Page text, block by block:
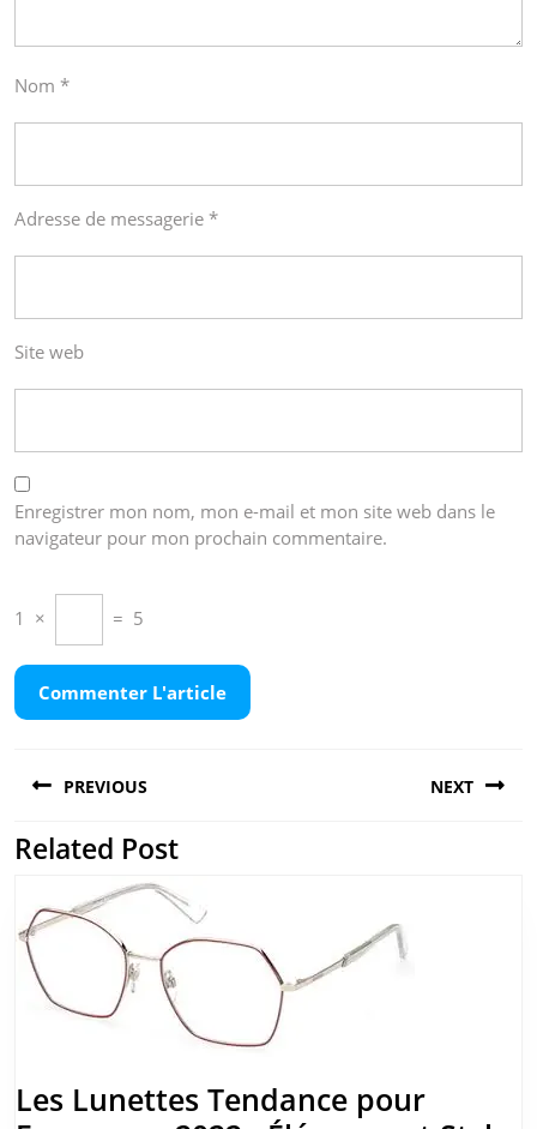
Nom *
Adresse de messagerie *
Site web
Enregistrer mon nom, mon e-mail et mon site web dans le
navigateur pour mon prochain commentaire.
1 × = 5
de
l’article
PREVIOUS
Previous
NEXT
Related Post
Les Lunettes Tendance pour